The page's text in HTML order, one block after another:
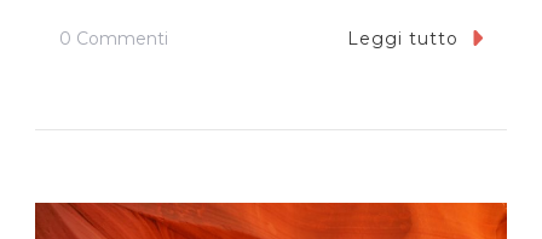
0 Commenti Leggi tutto